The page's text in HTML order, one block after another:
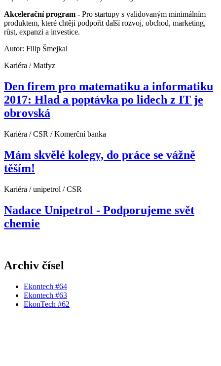
Akcelerační program - Pro startupy s validovaným minimálním
produktem, které chtějí podpořit další rozvoj, obchod, marketing,
růst, expanzi a investice.
Autor: Filip Šmejkal
Kariéra / Matfyz
Den firem pro matematiku a informatiku
2017: Hlad a poptávka po lidech z IT je
obrovská
Kariéra / CSR / Komerční banka
Mám skvělé kolegy, do práce se vážně
těším!
Kariéra / unipetrol / CSR
Nadace Unipetrol - Podporujeme svět
chemie
Archiv čísel
Ekontech #64
Ekontech #63
EkonTech #62